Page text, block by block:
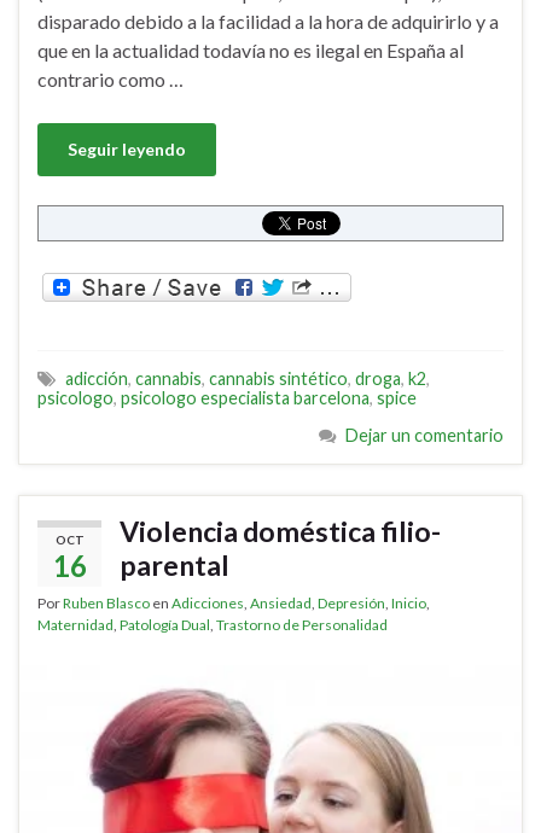
disparado debido a la facilidad a la hora de adquirirlo y a
que en la actualidad todavía no es ilegal en España al
contrario como …
Seguir leyendo
adicción, cannabis, cannabis sintético, droga, k2,
psicologo, psicologo especialista barcelona, spice
Dejar un comentario
OCT
16
Violencia doméstica filio-
parental
PorRuben Blasco en Adicciones Ansiedad Depresión Inicio
Maternidad Patología Dual Trastorno de Personalidad